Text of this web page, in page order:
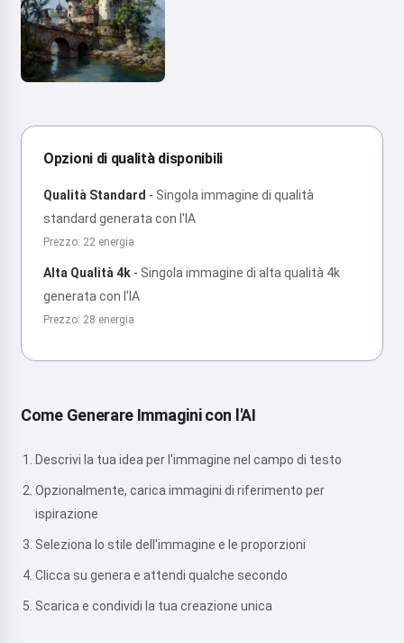
Opzioni di qualità disponibili
Qualità Standard - Singola immagine di qualità
standard generata con l'IA
Prezzo: 22 energia
Alta Qualità 4k - Singola immagine di alta qualità 4k
generata con l'IA
Prezzo: 28 energia
Come Generare Immagini con l'AI
Descrivi la tua idea per l'immagine nel campo di testo
Opzionalmente, carica immagini di riferimento per
ispirazione
Seleziona lo stile dell'immagine e le proporzioni
Clicca su genera e attendi qualche secondo
Scarica e condividi la tua creazione unica